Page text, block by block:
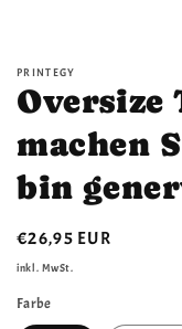
PRINTEGY
Oversize
machen
bin
Normaler
Preis
€26,95 EUR
inkl. MwSt.
Farbe